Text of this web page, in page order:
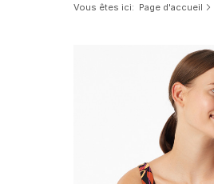
Vous êtes ici Page d'accueil